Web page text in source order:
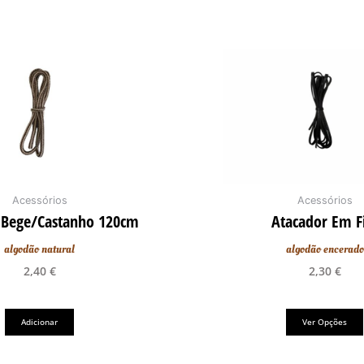
Acessórios
castanho 120cm
algodão natural
2,40 €
Adicionar
Acessórios
Atacador Em
algodão encerado
2,30 €
Ver Opções